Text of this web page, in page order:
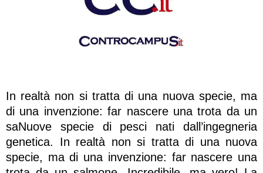
In realtà non si tratta di una nuova specie, ma
di una invenzione: far nascere una trota da un
saNuove specie di pesci nati dall’ingegneria
genetica. In realtà non si tratta di una nuova
specie, ma di una invenzione: far nascere una